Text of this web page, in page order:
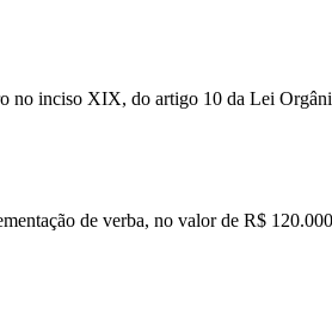
no inciso XIX, do artigo 10 da Lei
de verba, no valor de R$